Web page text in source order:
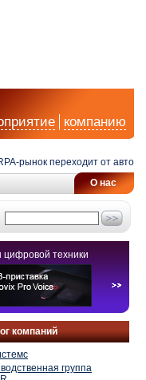
компанию
переходит от
О нас
цифровой техники
компаний
группа